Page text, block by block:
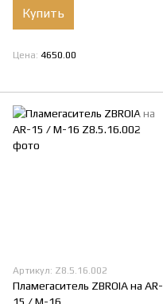
Купить
Цена 4650.00
Артикул: Z8.5.16.002
Пламегаситель ZBROIA на AR-